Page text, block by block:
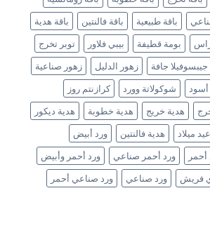
باقة طبيعية باقة فالنتين
باقة هدية
بومة قطيفة بيبي فلاور
توبر تخرج
جيبسوفيلا جافة زهور الدليل
زهور صناعية
شوكولاتة وورد
كرازنتم روز
هدية خريج هدية خطوبة
هدية ديكور
ميلاد هدية فالنتين
ورد أبيض
أحمر ورد أحمر صناعي
ورد أحمر وأبيض
فريش ورد صناعي
ورد صناعي أحمر